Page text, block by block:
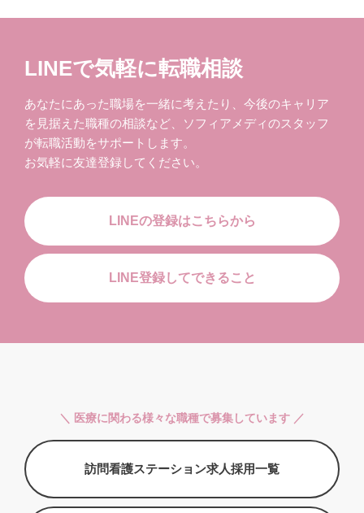
LINEで気軽に転職相談
あなたにあった職場を一緒に考えたり、今後のキャリア
を見据えた職種の相談など、ソフィアメディのスタッフ
が転職活動をサポートします。
お気軽に友達登録してください。
LINEの登録はこちらから
LINE登録してできること
＼ 医療に関わる様々な職種で募集しています ／
訪問看護ステーション求人採用一覧